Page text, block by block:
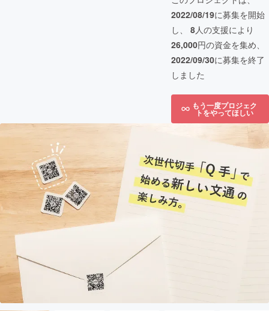
2022/08/19に募集を開始
し、 8人の支援により
26,000円の資金を集め、
2022/09/30に募集を終了
しました
もう一度プロジェク
トをやってほしい